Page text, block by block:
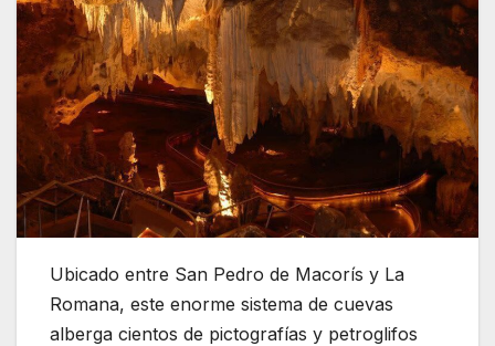
Ubicado entre San Pedro de Macorís y La
Romana, este enorme sistema de cuevas
alberga cientos de pictografías y petroglifos